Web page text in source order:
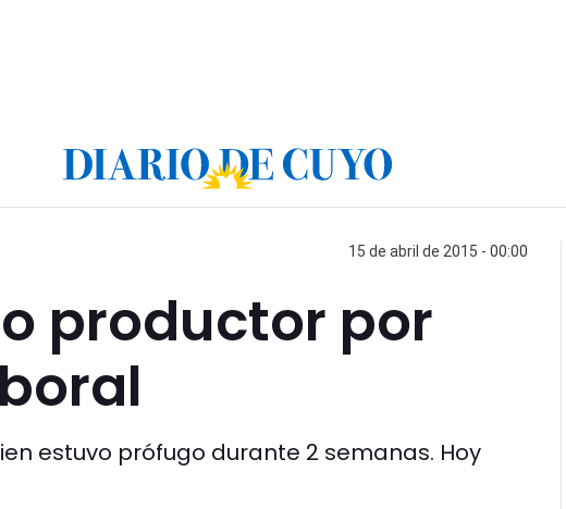
15 de abril de 2015 - 00:00
productor por
estuvo prófugo durante 2 semanas. Hoy